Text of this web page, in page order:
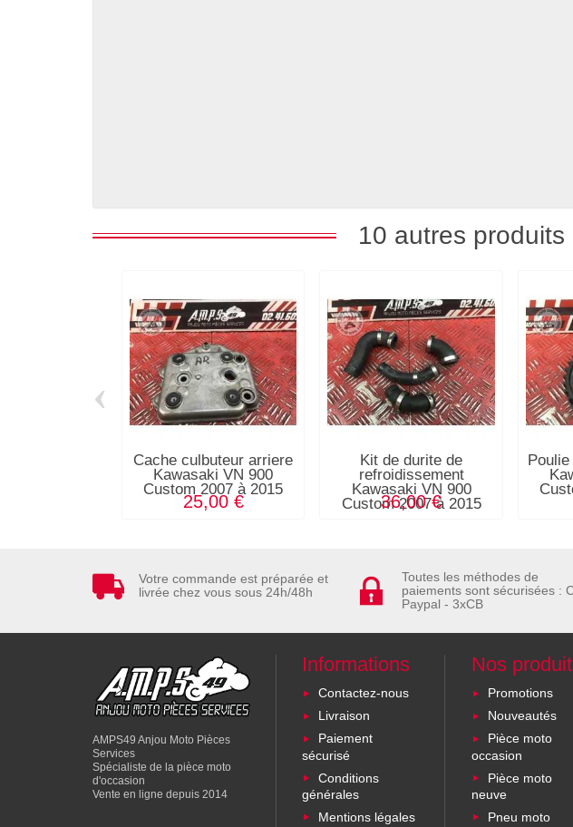
10 autres
Cache culbuteur arriere
Kawasaki VN 900
Custom 2007 à 2015
25,00 €
Kit de durite de
refroidissement
Kawasaki VN 900
Custom 2007 à 2015
36,00 €
‹
Votre commande est préparée et
livrée chez vous sous 24h/48h
Toutes les méthodes de
paiements sont sécurisées :
Paypal - 3xCB
AMPS49 Anjou Moto Pièces
Services
Spécialiste de la pièce moto
d'occasion
Vente en ligne depuis 2014
Informations
Contactez-nous
Livraison
Paiement
sécurisé
Conditions
générales
Mentions légales
Nos
Promotions
Nouveautés
Pièce moto
occasion
Pièce moto
neuve
Pneu moto